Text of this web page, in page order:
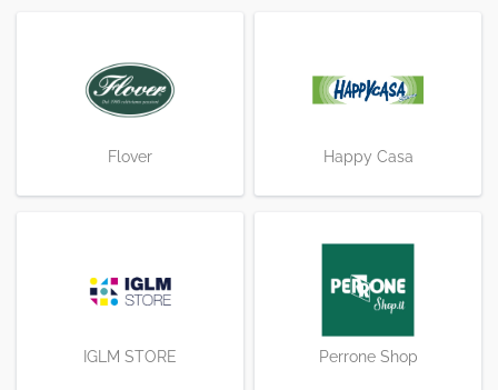
Flover Happy Casa
IGLM STORE Perrone Shop